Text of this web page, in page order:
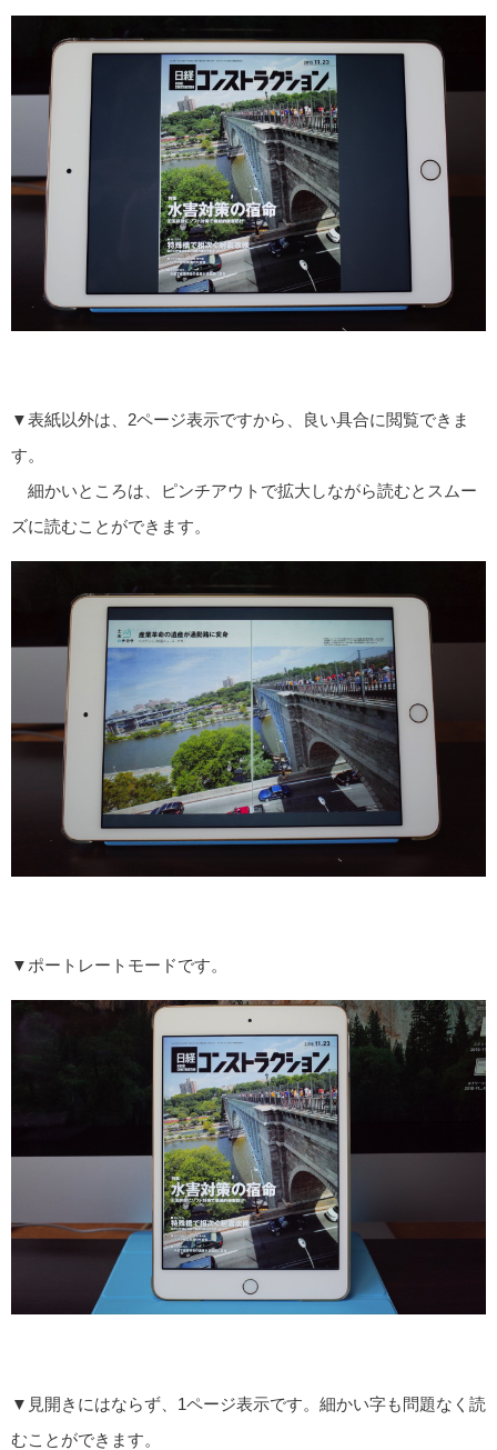
▼表紙以外は、2ページ表示ですから、良い具合に閲覧できま
す。
細かいところは、ピンチアウトで拡大しながら読むとスムー
ズに読むことができます。
▼ポートレートモードです。
▼見開きにはならず、1ページ表示です。細かい字も問題なく読
むことができます。